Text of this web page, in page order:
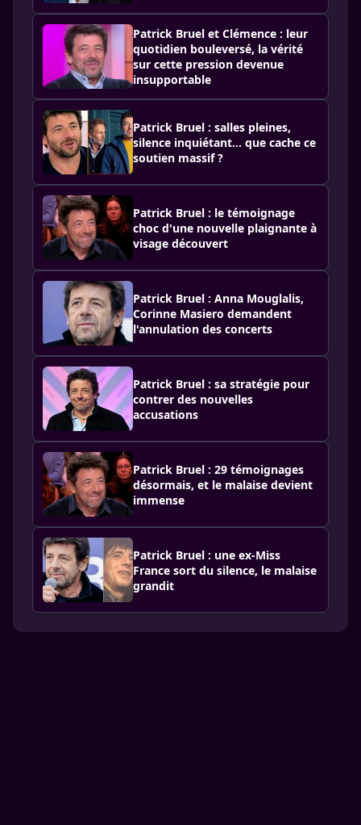
Patrick Bruel et Clémence : leur
quotidien bouleversé, la vérité
sur cette pression devenue
insupportable
Patrick Bruel : salles pleines,
silence inquiétant… que cache ce
soutien massif ?
Patrick Bruel : le témoignage
choc d'une nouvelle plaignante à
visage découvert
Patrick Bruel : Anna Mouglalis,
Corinne Masiero demandent
l'annulation des concerts
Patrick Bruel : sa stratégie pour
contrer des nouvelles
accusations
Patrick Bruel : 29 témoignages
désormais, et le malaise devient
immense
Patrick Bruel : une ex-Miss
France sort du silence, le malaise
grandit